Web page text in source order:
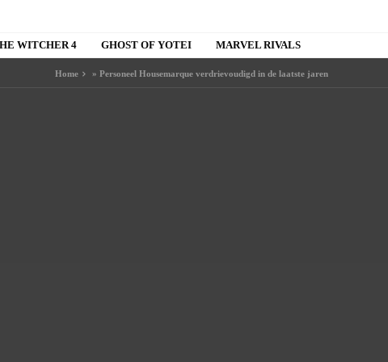
WITCHER 4 GHOST OF YOTEI MARVEL RIVALS
Home » Personeel Housemarque verdrievoudigd in de laatste jaren